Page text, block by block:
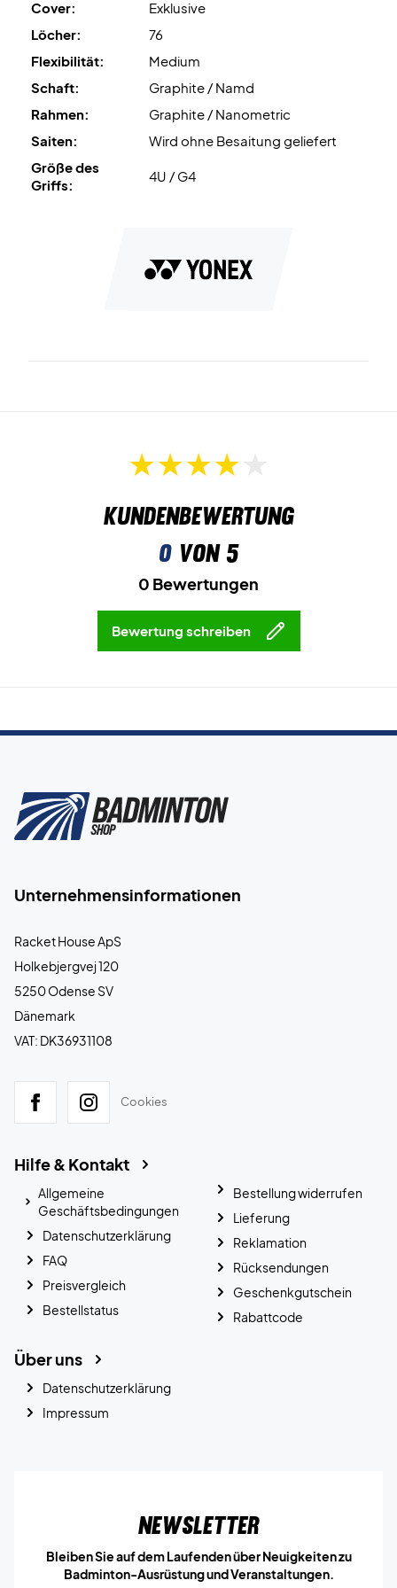
Cover:
Exklusive
Löcher:
76
Flexibilität:
Medium
Schaft:
Graphite / Namd
Rahmen:
Graphite / Nanometric
Saiten:
Wird ohne Besaitung geliefert
Größe des
Griffs:
4U / G4
Kundenbewertung
0von 5
0 Bewertungen
Bewertung schreiben
Unternehmensinformationen
Racket House ApS
Holkebjergvej 120
5250 Odense SV
Dänemark
VAT: DK36931108
Cookies
Hilfe & Kontakt
Allgemeine
Geschäftsbedingungen
Datenschutzerklärung
FAQ
Preisvergleich
Bestellstatus
Bestellung widerrufen
Lieferung
Reklamation
Rücksendungen
Geschenkgutschein
Rabattcode
Über uns
Datenschutzerklärung
Impressum
Newsletter
Bleiben Sie auf dem Laufenden über Neuigkeiten zu
Badminton-Ausrüstung und Veranstaltungen.